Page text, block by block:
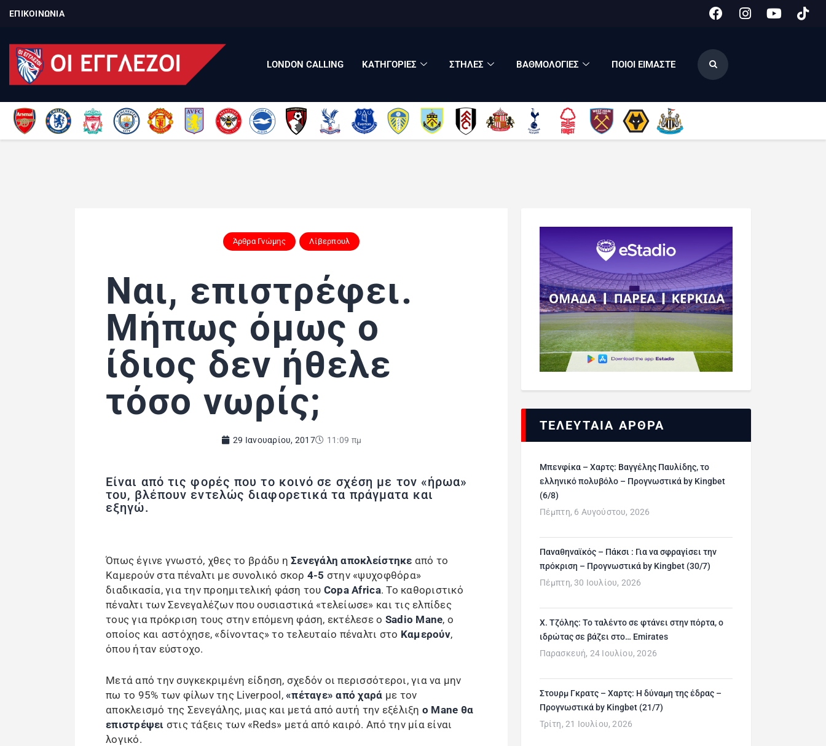
ΕΠΙΚΟΙΝΩΝΙΑ
LONDON CALLING ΚΑΤΗΓΟΡΙΕΣ ΣΤΗΛΕΣ ΒΑΘΜΟΛΟΓΙΕΣ ΠΟΙΟΙ ΕΙΜΑΣΤΕ
Άρθρα Γνώμης Λίβερπουλ
Ναι, επιστρέφει.
Μήπως όμως ο
ίδιος δεν ήθελε
τόσο νωρίς;
29 Ιανουαρίου, 2017 11:09 πμ
Είναι από τις φορές που το κοινό σε σχέση με τον «ήρωα»
του, βλέπουν εντελώς διαφορετικά τα πράγματα και
εξηγώ.
Όπως έγινε γνωστό, χθες το βράδυ ηΣενεγάλη αποκλείστηκε από το
Καμερούν στα πέναλτι με συνολικό σκορ 4-5 στην «ψυχοφθόρα»
διαδικασία, για την προημιτελική φάση του Copa Africa. Το καθοριστικό
πέναλτι των Σενεγαλέζων που ουσιαστικά «τελείωσε» και τις ελπίδες
τους για πρόκριση τους στην επόμενη φάση, εκτέλεσε ο Sadio Mane, ο
οποίος και αστόχησε, «δίνοντας» το τελευταίο πέναλτι στο Καμερούν,
όπου ήταν εύστοχο.
Μετά από την συγκεκριμένη είδηση, σχεδόν οι περισσότεροι, για να μην
πω το 95% των φίλων της Liverpool,«πέταγε» από χαρά με τον
αποκλεισμό της Σενεγάλης, μιας και μετά από αυτή την εξέλιξη ο Mane θα
επιστρέψει στις τάξεις των «Reds» μετά από καιρό. Από την μία είναι
λογικό.
ΤΕΛΕΥΤΑΙΑ ΑΡΘΡΑ
Μπενφίκα – Χαρτς: Βαγγέλης Παυλίδης, το
ελληνικό πολυβόλο – Προγνωστικά by Kingbet
(6/8)
Πέμπτη, 6 Αυγούστου, 2026
Παναθηναϊκός – Πάκσι : Για να σφραγίσει την
πρόκριση – Προγνωστικά by Kingbet (30/7)
Πέμπτη, 30 Ιουλίου, 2026
Χ. Τζόλης: Το ταλέντο σε φτάνει στην πόρτα, ο
ιδρώτας σε βάζει στο… Emirates
Παρασκευή, 24 Ιουλίου, 2026
Στουρμ Γκρατς – Χαρτς: Η δύναμη της έδρας –
Προγνωστικά by Kingbet (21/7)
Τρίτη, 21 Ιουλίου, 2026